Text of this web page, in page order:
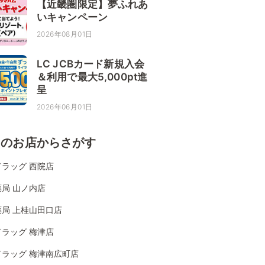
【近畿圏限定】夢ふれあ
いキャンペーン
2026年08月01日
LC JCBカード新規入会
＆利用で最大5,000pt進
呈
2026年06月01日
お店からさがす
ラッグ 西院店
局 山ノ内店
局 上桂山田口店
ラッグ 梅津店
ラッグ 梅津南広町店